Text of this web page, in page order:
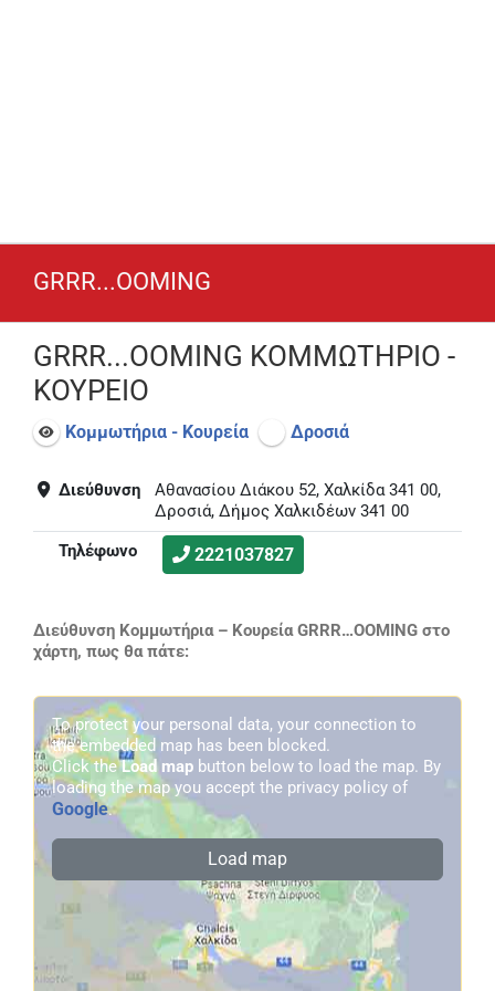
GRRR...OOMING
GRRR...OOMING ΚΟΜΜΩΤΗΡΙΟ -
ΚΟΥΡΕΙΟ
Κομμωτήρια - Κουρεία Δροσιά
Διεύθυνση
Αθανασίου Διάκου 52, Χαλκίδα 341 00,
Δροσιά, Δήμος Χαλκιδέων 341 00
Τηλέφωνο
2221037827
Διεύθυνση Κομμωτήρια – Κουρεία GRRR…OOMING στο
χάρτη, πως θα πάτε:
To protect your personal data, your connection to
the embedded map has been blocked.
Click theLoad map button below to load the map. By
loading the map you accept the privacy policy of
Google.
Load map